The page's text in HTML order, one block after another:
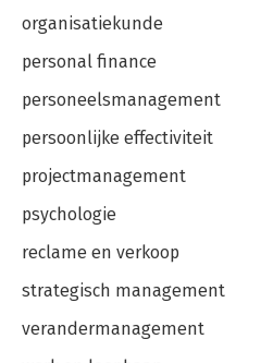
organisatiekunde
personal finance
personeelsmanagement
persoonlijke effectiviteit
projectmanagement
psychologie
reclame en verkoop
strategisch management
verandermanagement